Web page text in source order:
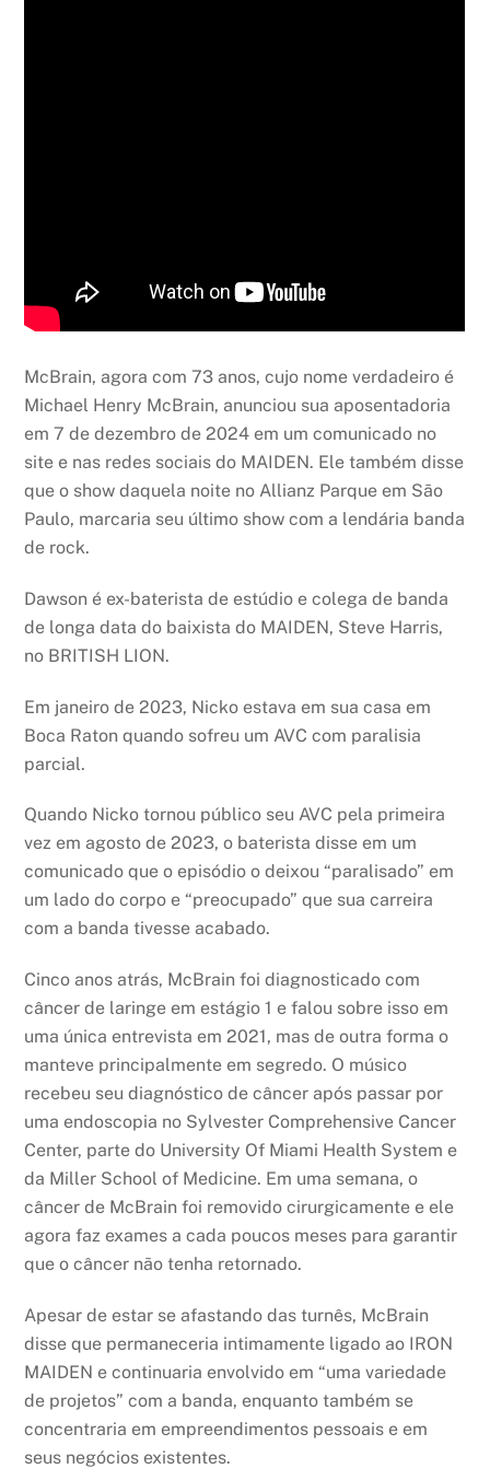
McBrain, agora com 73 anos, cujo nome verdadeiro é
Michael Henry McBrain, anunciou sua aposentadoria
em 7 de dezembro de 2024 em um comunicado no
site e nas redes sociais do MAIDEN. Ele também disse
que o show daquela noite no Allianz Parque em São
Paulo, marcaria seu último show com a lendária banda
de rock.
Dawson é ex-baterista de estúdio e colega de banda
de longa data do baixista do MAIDEN, Steve Harris,
no BRITISH LION.
Em janeiro de 2023, Nicko estava em sua casa em
Boca Raton quando sofreu um AVC com paralisia
parcial.
Quando Nicko tornou público seu AVC pela primeira
vez em agosto de 2023, o baterista disse em um
comunicado que o episódio o deixou “paralisado” em
um lado do corpo e “preocupado” que sua carreira
com a banda tivesse acabado.
Cinco anos atrás, McBrain foi diagnosticado com
câncer de laringe em estágio 1 e falou sobre isso em
uma única entrevista em 2021, mas de outra forma o
manteve principalmente em segredo. O músico
recebeu seu diagnóstico de câncer após passar por
uma endoscopia no Sylvester Comprehensive Cancer
Center, parte do University Of Miami Health System e
da Miller School of Medicine. Em uma semana, o
câncer de McBrain foi removido cirurgicamente e ele
agora faz exames a cada poucos meses para garantir
que o câncer não tenha retornado.
Apesar de estar se afastando das turnês, McBrain
disse que permaneceria intimamente ligado ao IRON
MAIDEN e continuaria envolvido em “uma variedade
de projetos” com a banda, enquanto também se
concentraria em empreendimentos pessoais e em
seus negócios existentes.